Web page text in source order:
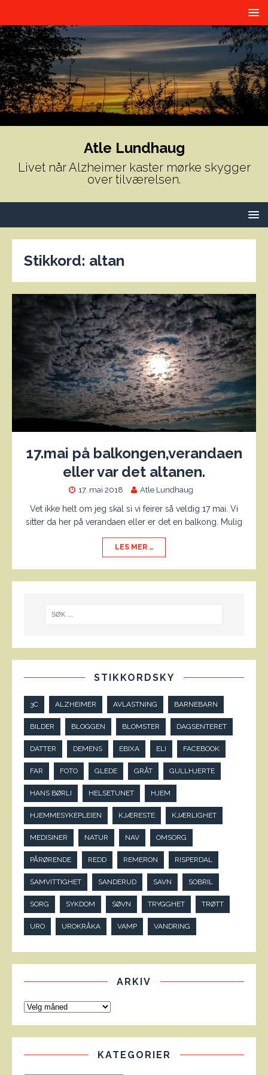
Atle Lundhaug
Livet når Alzheimer kaster mørke skygger
over tilværelsen.
Stikkord: altan
17.mai på balkongen,verandaen
eller var det altanen.
17. mai 2018 Atle Lundhaug
Vet ikke helt om jeg skal si vi feirer så veldig 17 mai. Vi
sitter da her på verandaen eller er det en balkong. Mulig
LES MER …
STIKKORDSKY
3C ALZHEIMER AVLASTNING BARNEBARN
BILDER BLOGGEN BLOMSTER DAGSENTERET
DATTER DEMENS EBIXA ELI FACEBOOK
FAR FOTO GLEDE GRÅT GULLHJERTE
HANS BØRLI HELSETUNET HJEM
HJEMMESYKEPLEIEN KJÆRESTE KJÆRLIGHET
MEDISINER NATUR NAV OMSORG
PÅRØRENDE REDD REMERON RISPERDAL
SAMVITTIGHET SANDERUD SAVN SOBRIL
SORG SYKDOM SØVN TRYGGHET TRØTT
URO UROKRÅKA VAMP VANDRING
ARKIV
KATEGORIER